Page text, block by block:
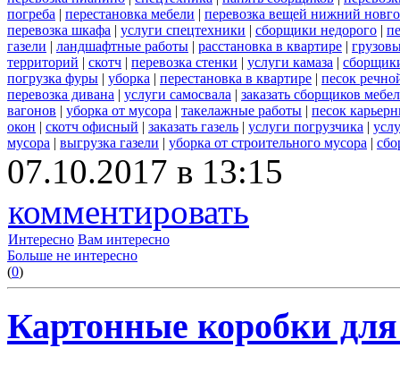
погреба | перестановка мебели | перевозка вещей нижний
перевозка шкафа | услуги спецтехники | сборщики недорого |
газели | ландшафтные работы | расстановка в квартире |
территорий | скотч | перевозка стенки | услуги камаза |
погрузка фуры | уборка | перестановка в квартире | песок
перевозка дивана | услуги самосвала | заказать сборщиков
вагонов | уборка от мусора | такелажные работы | песок
окон | скотч офисный | заказать газель | услуги погрузчика |
мусора | выгрузка газели | уборка от строительного мусора |
07.10.2017 в 13:15
комментировать
Интересно Вам интересно
Больше не интересно
(0)
Картонные коробки для